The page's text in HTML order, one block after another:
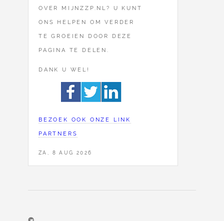
OVER MIJNZZP.NL? U KUNT
ONS HELPEN OM VERDER
TE GROEIEN DOOR DEZE
PAGINA TE DELEN.
DANK U WEL!
BEZOEK OOK ONZE LINK
PARTNERS
ZA, 8 AUG 2026